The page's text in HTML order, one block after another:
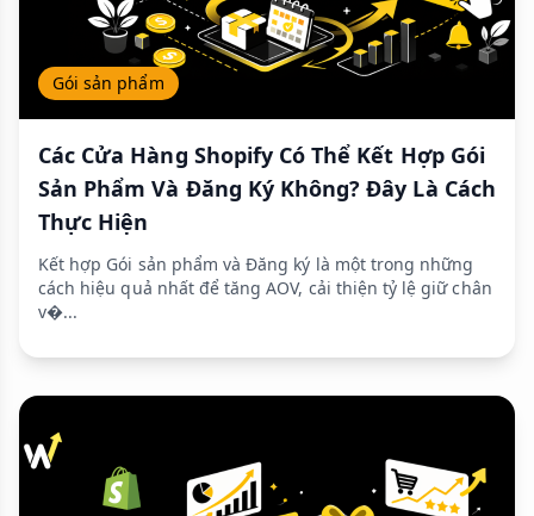
Gói sản phẩm
Các Cửa Hàng Shopify Có Thể Kết Hợp Gói
Sản Phẩm Và Đăng Ký Không? Đây Là Cách
Thực Hiện
Kết hợp Gói sản phẩm và Đăng ký là một trong những
cách hiệu quả nhất để tăng AOV, cải thiện tỷ lệ giữ chân
v�...